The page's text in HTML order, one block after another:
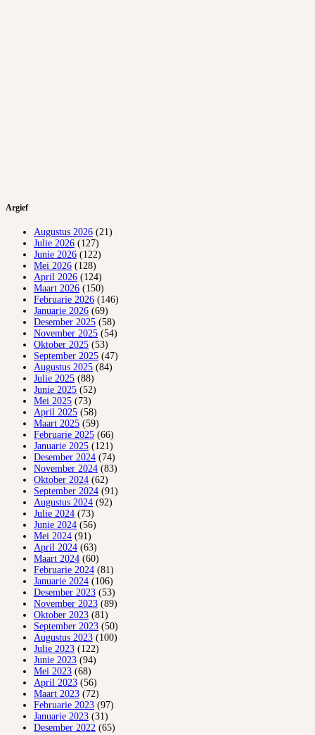
Argief
Augustus 2026 (21)
Julie 2026 (127)
Junie 2026 (122)
Mei 2026 (128)
April 2026 (124)
Maart 2026 (150)
Februarie 2026 (146)
Januarie 2026 (69)
Desember 2025 (58)
November 2025 (54)
Oktober 2025 (53)
September 2025 (47)
Augustus 2025 (84)
Julie 2025 (88)
Junie 2025 (52)
Mei 2025 (73)
April 2025 (58)
Maart 2025 (59)
Februarie 2025 (66)
Januarie 2025 (121)
Desember 2024 (74)
November 2024 (83)
Oktober 2024 (62)
September 2024 (91)
Augustus 2024 (92)
Julie 2024 (73)
Junie 2024 (56)
Mei 2024 (91)
April 2024 (63)
Maart 2024 (60)
Februarie 2024 (81)
Januarie 2024 (106)
Desember 2023 (53)
November 2023 (89)
Oktober 2023 (81)
September 2023 (50)
Augustus 2023 (100)
Julie 2023 (122)
Junie 2023 (94)
Mei 2023 (68)
April 2023 (56)
Maart 2023 (72)
Februarie 2023 (97)
Januarie 2023 (31)
Desember 2022 (65)